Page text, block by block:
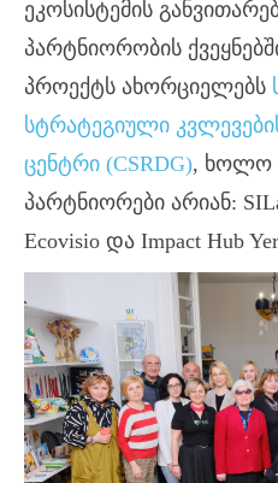
ეკოსისტემის
პარტნიორობის
პროექტს ახორციელებს
სტრატეგიული
ცენტრი (CSRDG), ხოლო
პარტნიორები არიან:
Ecovisio და Impact Hub